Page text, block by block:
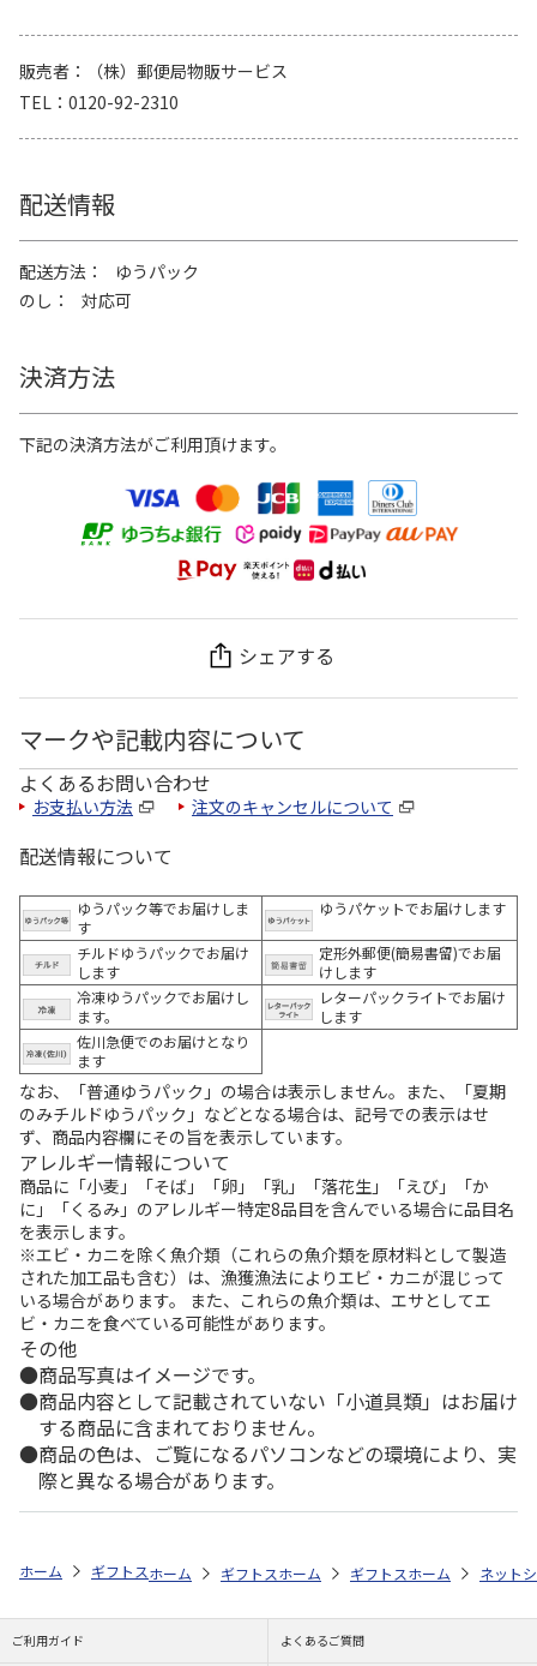
販売者
（株）郵便局物販サービス
TEL
0120-92-2310
配送情報
配送方法
ゆうパック
のし
対応可
決済方法
下記の決済方法がご利用頂けます。
シェアする
マークや記載内容について
よくあるお問い合わせ
お支払い方法 注文のキャンセルについて
配送情報について
ゆうパック等でお届けしま
す
ゆうパケットでお届けします
チルドゆうパックでお届け
します
定形外郵便(簡易書留)でお届
けします
冷凍ゆうパックでお届けし
ます。
レターパックライトでお届け
します
佐川急便でのお届けとなり
ます
なお、「普通ゆうパック」の場合は表示しません。また、「夏期
のみチルドゆうパック」などとなる場合は、記号での表示はせ
ず、商品内容欄にその旨を表示しています。
アレルギー情報について
商品に「小麦」「そば」「卵」「乳」「落花生」「えび」「か
に」「くるみ」のアレルギー特定8品目を含んでいる場合に品目名
を表示します。
※エビ・カニを除く魚介類（これらの魚介類を原材料として製造
された加工品も含む）は、漁獲漁法によりエビ・カニが混じって
いる場合があります。 また、これらの魚介類は、エサとしてエ
ビ・カニを食べている可能性があります。
その他
商品写真はイメージです。
商品内容として記載されていない「小道具類」はお届け
する商品に含まれておりません。
商品の色は、ご覧になるパソコンなどの環境により、実
際と異なる場合があります。
ホーム ギフトストア お中元・夏ギフト特集 2026 おすすめ ご当地
ホーム ギフトストア お中元・夏ギフト特集 2026
ホーム ギフトストア お中元・
ホーム ネット
ご利用ガイド よくあるご質問